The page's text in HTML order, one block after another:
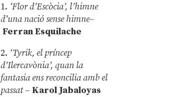
1. ‘Flor d’Escòcia’, l’himne
d’una nació sense himne–
Ferran Esquilache
2. ‘Tyrik, el príncep
d’Ilercavònia’, quan la
fantasia ens reconcilia amb el
passat– Karol Jabaloyas